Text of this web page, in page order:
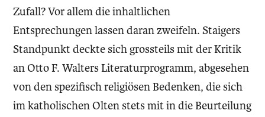
Zufall? Vor allem die inhaltlichen
Entsprechungen lassen daran zweifeln. Staigers
Standpunkt deckte sich grossteils mit der Kritik
an Otto F. Walters Literaturprogramm, abgesehen
von den spezifisch religiösen Bedenken, die sich
im katholischen Olten stets mit in die Beurteilung